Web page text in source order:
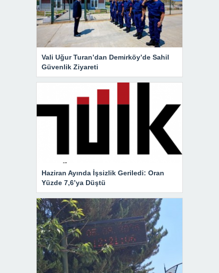
Vali Uğur Turan’dan Demirköy’de Sahil
Güvenlik Ziyareti
Haziran Ayında İşsizlik Geriledi: Oran
Yüzde 7,6’ya Düştü